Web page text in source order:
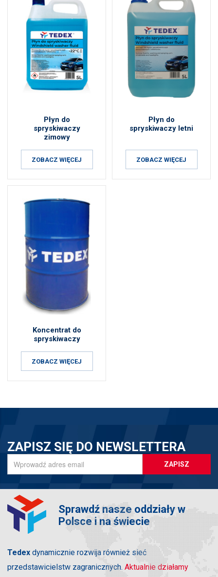
Płyn do
spryskiwaczy
zimowy
ZOBACZ WIĘCEJ
Płyn do
spryskiwaczy letni
ZOBACZ WIĘCEJ
Koncentrat do
spryskiwaczy
ZOBACZ WIĘCEJ
ZAPISZ SIĘ DO NEWSLETTERA
ZAPISZ
Sprawdź nasze oddziały w
Polsce i na świecie
Tedex dynamicznie rozwija również sieć
przedstawicielstw zagranicznych. Aktualnie działamy